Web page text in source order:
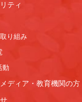
ティ
り組み
動
ディア・教育機関の方